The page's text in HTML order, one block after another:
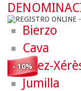
- 10%
Bierzo
Cava
Jerez-
Jumilla